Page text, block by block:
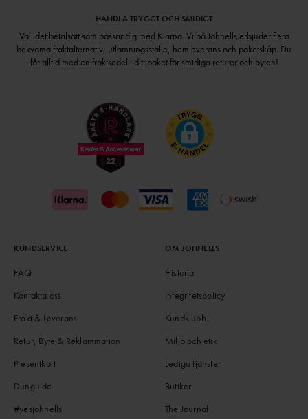
HANDLA TRYGGT OCH SMIDIGT
Välj det betalsätt som passar dig med Klarna. Vi på Johnells erbjuder flera
bekväma fraktalternativ; utlämningsställe, hemleverans och paketskåp. Du
får alltid med en fraktsedel i ditt paket för smidiga returer och byten!
KUNDSERVICE
FAQ
Kontakta oss
Frakt & Leverans
Retur, Byte & Reklammation
Presentkort
Dunguide
#yesjohnells
OM JOHNELLS
Historia
Integritetspolicy
Kundklubb
Miljö och etik
Lediga tjänster
Butiker
The Journal